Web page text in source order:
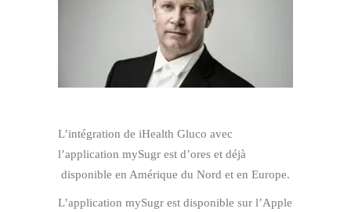
L’intégration de iHealth Gluco avec
l’application mySugr est d’ores et déjà
disponible en Amérique du Nord et en Europe.
L’application mySugr est disponible sur l’Apple